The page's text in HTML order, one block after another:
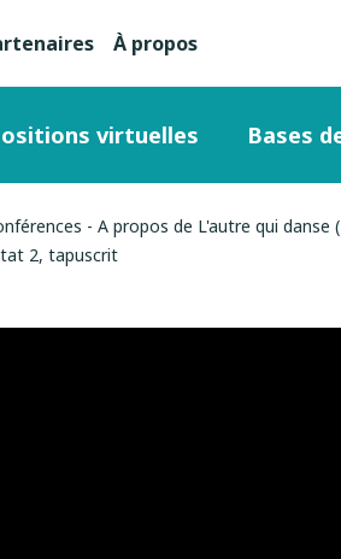
À propos
virtuelles Bases
- A propos de L'autre qui
2, tapuscrit